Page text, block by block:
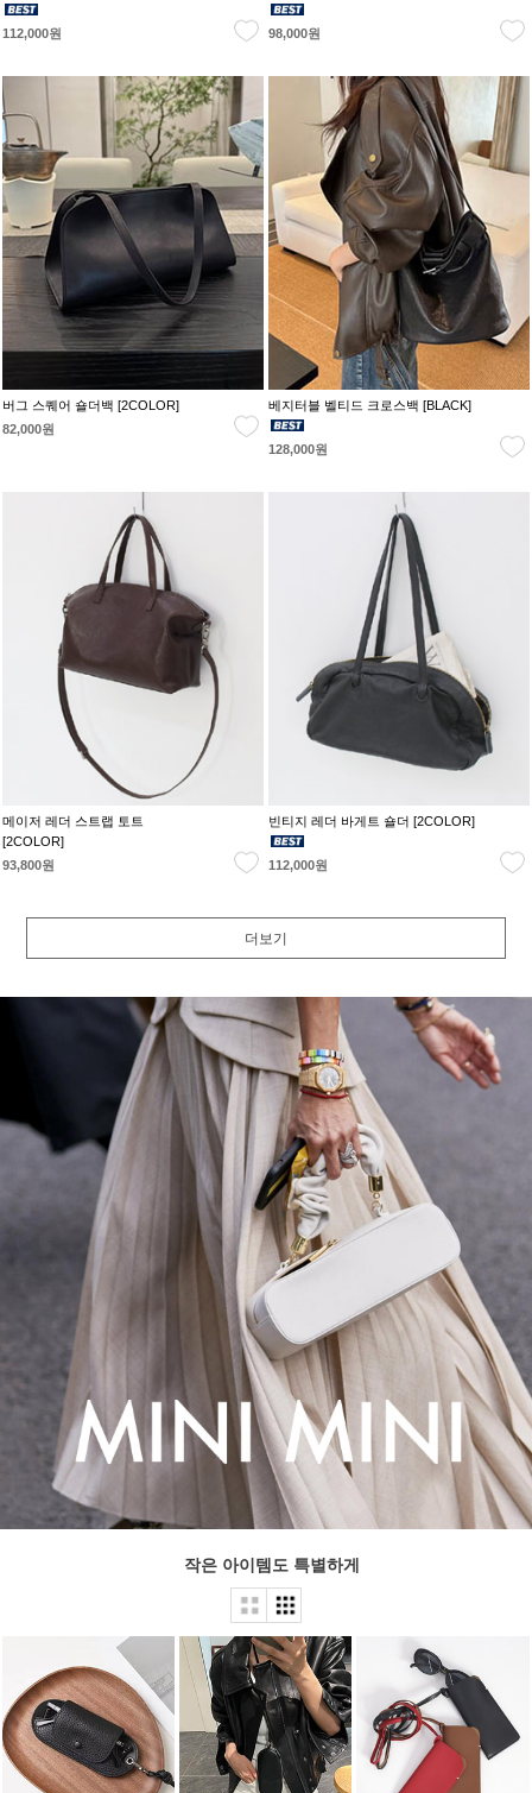
112,000원 98,000원
버그 스퀘어 숄더백 [2COLOR]
82,000원
베지터블 벨티드 크로스백 [BLACK]
128,000원
메이저 레더 스트랩 토트
[2COLOR]
93,800원
빈티지 레더 바게트 숄더 [2COLOR]
112,000원
더보기
작은 아이템도 특별하게